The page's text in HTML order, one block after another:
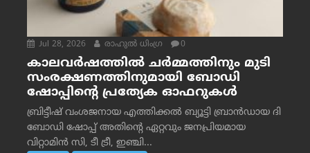
Jul 28, 2026 രാഹുല്‍ ധിംഗ്ര 0
കാലവർഷത്തിൽ ചർമ്മത്തിനും മുടി
സംരക്ഷണത്തിനുമായി ബോഡി
ഷോപ്പിന്റെ പ്രത്യേക ഓഫറുകൾ
ബ്രിട്ടീഷ് വംശജനായ എത്തിക്കൽ ബ്യൂട്ടി ബ്രാൻഡായ ദി
ബോഡി ഷോപ്പ് അതിന്റെ ഏറ്റവും ജനപ്രിയമായ
വിറ്റാമിൻ സി, ടീ ട്രീ, ഇഞ്ചി...